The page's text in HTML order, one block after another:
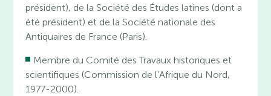
président), de la Société des Études latines (dont a
été président) et de la Société nationale des
Antiquaires de France (Paris).
Membre du Comité des Travaux historiques et
scientifiques (Commission de l’Afrique du Nord,
1977-2000).